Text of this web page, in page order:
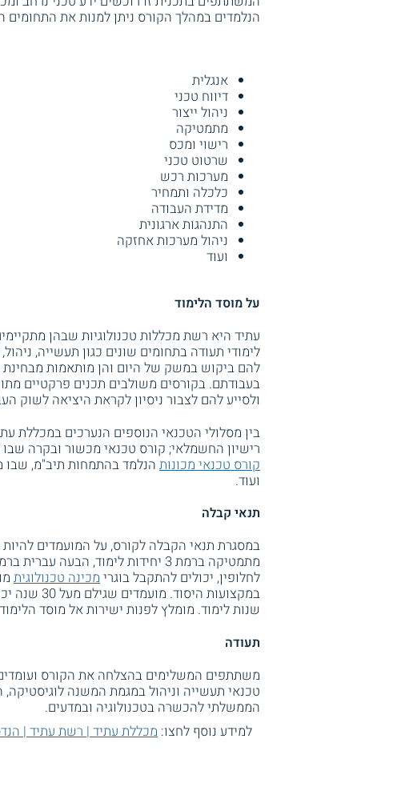
הנלמדים במהלך הקורס ניתן למנות את התחומים
אנגלית
דיווח טכני
ניהול ייצור
מתמטיקה
רישוי ומכס
שרטוט טכני
מערכות רכש
כלכלה ותמחיר
מדידת העבודה
התנהגות ארגונית
ניהול מערכות אחזקה
ועוד
על מוסד הלימוד
עתיד היא רשת מכללות טכנולוגיות שבהן
לימודי תעודה בתחומים שונים כגון תעשייה,
להם ביקוש במשק של היום והן מותאמות
בעבודתם. בקורסים משולבים תכנים פרקטיים
ולסייע להם לצבור ניסיון לקראת היציאה לשוק
בין מסלולי הטכנאי הנוספים הנערכים במכללת
רישיון החשמלאי; קורס טכנאי מכשור ובקרה
קורס טכנאי מכונות הנלמד בהתמחות תיב"מ, שבו
ועוד.
תנאי קבלה
במסגרת תנאי הקבלה לקורס, על המועמדים
לחלופין, יכולים להתקבל בוגרי מכינה טכנולוגית
שנות לימוד. מומלץ לפנות ישירות אל מוסד
תעודה
משתתפים המשלימים בהצלחה את הקורס
טכנאי תעשייה וניהול במגמת המשנה
הממשלתי להכשרה בטכנולוגיה ובמדעים.
למידע נוסף לחצו: מכללת עתיד | רשת עתיד |